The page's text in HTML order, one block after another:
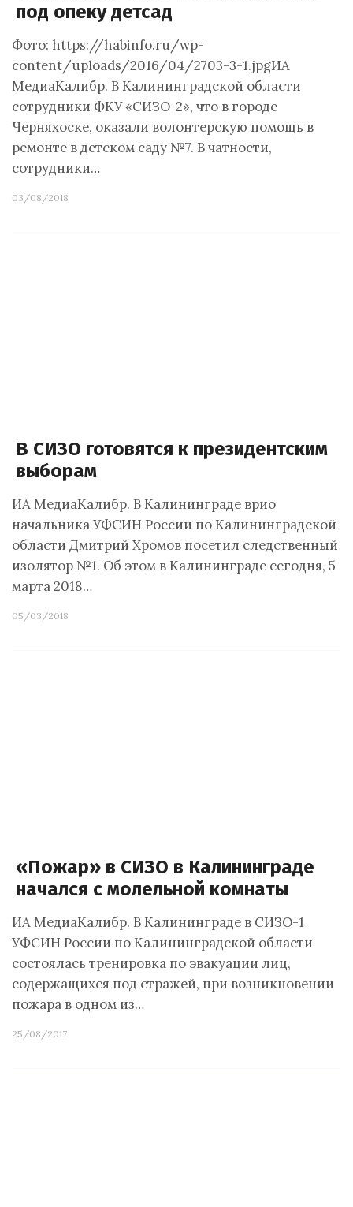
под опеку детсад
Фото: https://habinfo.ru/wp-
content/uploads/2016/04/2703-3-1.jpgИА
МедиаКалибр. В Калининградской области
сотрудники ФКУ «СИЗО-2», что в городе
Черняхоске, оказали волонтерскую помощь в
ремонте в детском саду №7. В чатности,
сотрудники…
03/08/2018
В СИЗО готовятся к президентским
выборам
ИА МедиаКалибр. В Калининграде врио
начальника УФСИН России по Калининградской
области Дмитрий Хромов посетил следственный
изолятор №1. Об этом в Калининграде сегодня, 5
марта 2018…
05/03/2018
«Пожар» в СИЗО в Калининграде
начался с молельной комнаты
ИА МедиаКалибр. В Калининграде в СИЗО-1
УФСИН России по Калининградской области
состоялась тренировка по эвакуации лиц,
содержащихся под стражей, при возникновении
пожара в одном из…
25/08/2017